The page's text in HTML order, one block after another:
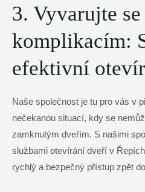
3. Vyvarujte se
komplikacím:
efektivní
Naše společnost je tu pro vás v
nečekanou situací, kdy se
zamknutým dveřím. S našimi
službami otevírání dveří v
rychlý a bezpečný přístup zpět